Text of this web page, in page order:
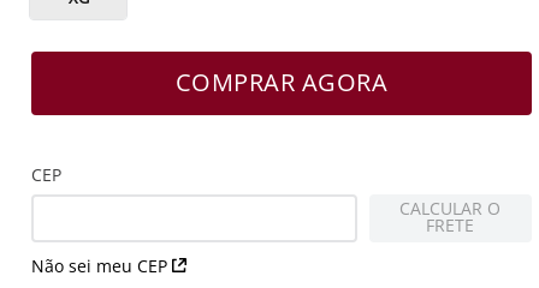
COMPRAR AGORA
CEP
Não sei meu CEP
CALCULAR O
FRETE